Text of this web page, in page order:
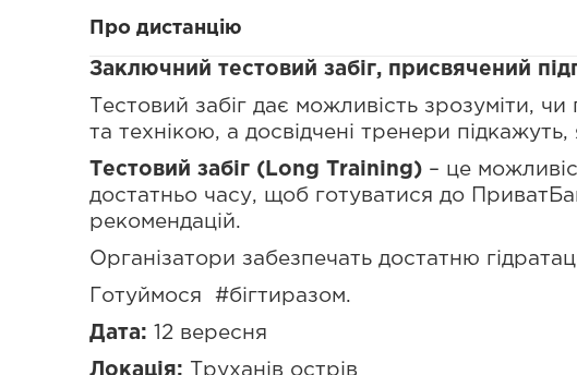
Про дистанцію
Заключний тестовий забіг, присвячений
Тестовий забіг дає можливість зрозуміти,
та технікою, а досвідчені тренери
Тестовий забіг (Long Тraining) – це
достатньо часу, щоб готуватися до
рекомендацій.
Організатори забезпечать достатню
Готуймося #бігтиразом.
Дата: 12 вересня
Локація: Труханів острів